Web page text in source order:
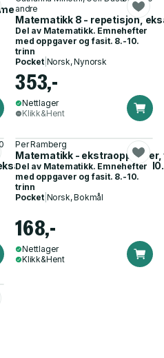
Sandefjord fotball
andre
Matematikk 8 - repetisjon,
Del av Matematikk. Emnehefter
med oppgaver og fasit. 8.-10.
trinn
Pocket| Norsk, Nynorsk
353,-
Nettlager
Klikk&Hent
og oppgaver :
Per Ramberg
Matematikk -
Del av Matematikk. Emnehefter
med oppgaver og fasit. 8.-10.
trinn
Pocket| Norsk, Bokmål
168,-
Nettlager
Klikk&Hent